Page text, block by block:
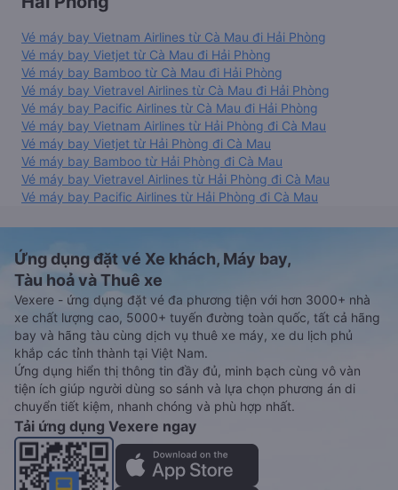
Vé máy bay Vietnam Airlines từ Cà Mau đi Hải Phòng
Vé máy bay Vietjet từ Cà Mau đi Hải Phòng
Vé máy bay Bamboo từ Cà Mau đi Hải Phòng
Vé máy bay Vietravel Airlines từ Cà Mau đi Hải Phòng
Vé máy bay Pacific Airlines từ Cà Mau đi Hải Phòng
Vé máy bay Vietnam Airlines từ Hải Phòng đi Cà Mau
Vé máy bay Vietjet từ Hải Phòng đi Cà Mau
Vé máy bay Bamboo từ Hải Phòng đi Cà Mau
Vé máy bay Vietravel Airlines từ Hải Phòng đi Cà Mau
Vé máy bay Pacific Airlines từ Hải Phòng đi Cà Mau
Ứng dụng đặt vé Xe khách, Máy bay,
Tàu hoả và Thuê xe
Vexere - ứng dụng đặt vé đa phương tiện với hơn 3000+ nhà
xe chất lượng cao, 5000+ tuyến đường toàn quốc, tất cả hãng
bay và hãng tàu cùng dịch vụ thuê xe máy, xe du lịch phủ
khắp các tỉnh thành tại Việt Nam.
Ứng dụng hiển thị thông tin đầy đủ, minh bạch cùng vô vàn
tiện ích giúp người dùng so sánh và lựa chọn phương án di
chuyển tiết kiệm, nhanh chóng và phù hợp nhất.
Tải ứng dụng Vexere ngay